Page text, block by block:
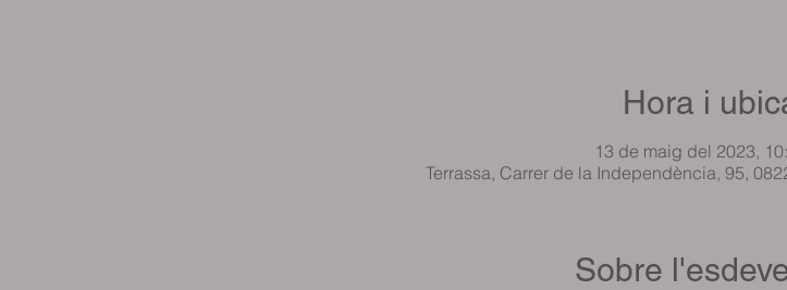
Hora i
13 de maig del 2023,
Terrassa, Carrer de la Independència, 95,
Sobre